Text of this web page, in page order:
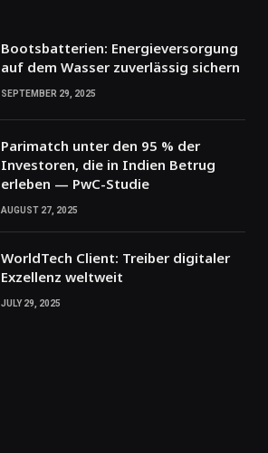
Bootsbatterien: Energieversorgung
auf dem Wasser zuverlässig sichern
SEPTEMBER 29, 2025
Parimatch unter den 95 % der
Investoren, die in Indien Betrug
erleben — PwC-Studie
AUGUST 27, 2025
WorldTech Client: Treiber digitaler
Exzellenz weltweit
JULY 29, 2025